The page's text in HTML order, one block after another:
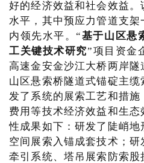
好的经济效益和社会效益
水平，其中预应力管道支架
内领先水平。“基于山区悬
工关键技术研究”项目资金
高速金安金沙江大桥两岸
山区悬索桥隧道式锚碇主
发了系统的展索工艺和措
费用等技术经济效益和生
性成果如下：研发了陡峭
空间展索入锚成套技术；
牵引系统、塔吊展索防索